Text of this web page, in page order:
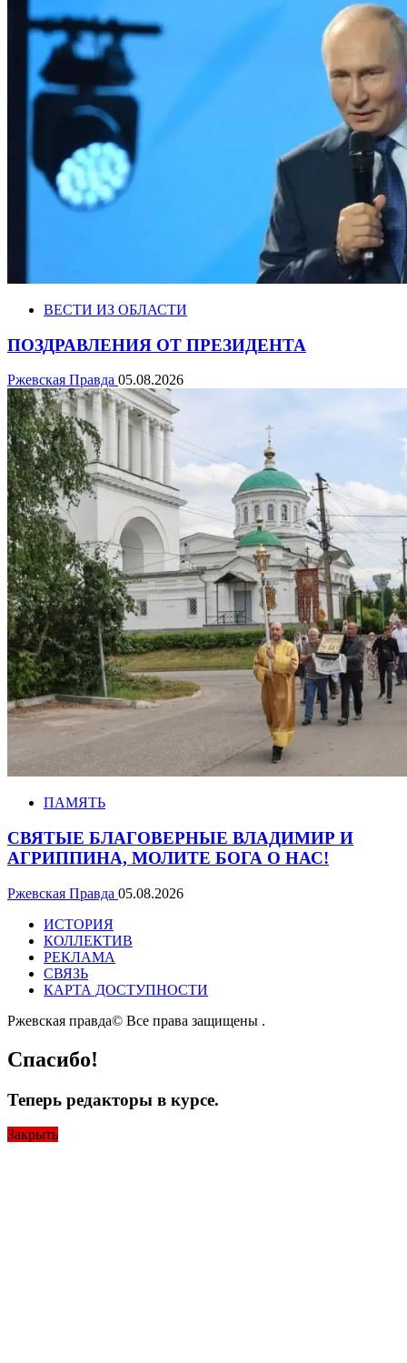
ВЕСТИ ИЗ ОБЛАСТИ
ПОЗДРАВЛЕНИЯ ОТ ПРЕЗИДЕНТА
Ржевская Правда 05.08.2026
ПАМЯТЬ
СВЯТЫЕ БЛАГОВЕРНЫЕ ВЛАДИМИР И
АГРИППИНА, МОЛИТЕ БОГА О НАС!
Ржевская Правда 05.08.2026
ИСТОРИЯ
КОЛЛЕКТИВ
РЕКЛАМА
СВЯЗЬ
КАРТА ДОСТУПНОСТИ
Ржевская правда© Все права защищены .
Спасибо!
Теперь редакторы в курсе.
Закрыть